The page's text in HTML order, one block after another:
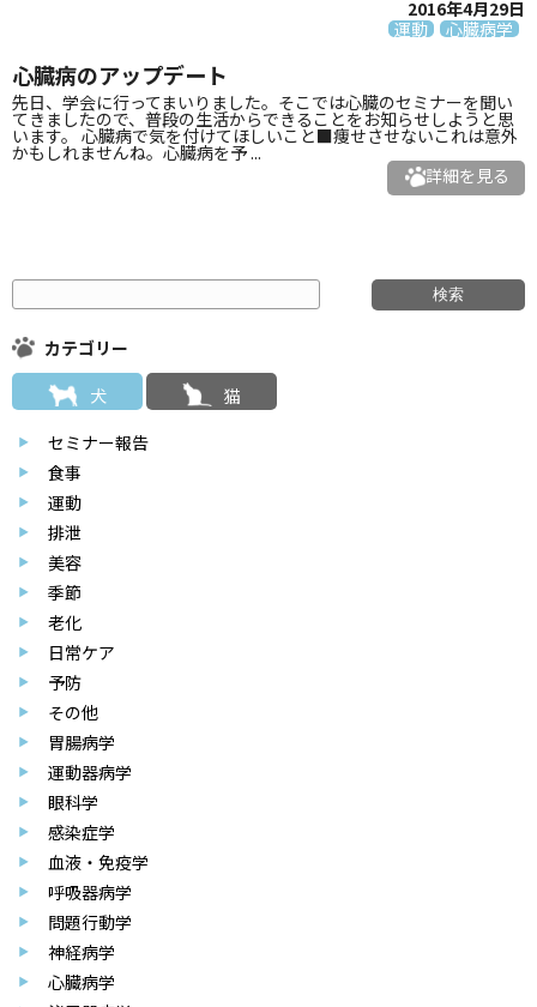
2016年4月29日
運動
心臓病学
心臓病のアップデート
先日、学会に行ってまいりました。そこでは心臓のセミナーを聞い
てきましたので、普段の生活からできることをお知らせしようと思
います。 心臓病で気を付けてほしいこと■痩せさせないこれは意外
かもしれませんね。心臓病を予 ...
詳細を見る
カテゴリー
犬
猫
セミナー報告
食事
運動
排泄
美容
季節
老化
日常ケア
予防
その他
胃腸病学
運動器病学
眼科学
感染症学
血液・免疫学
呼吸器病学
問題行動学
神経病学
心臓病学